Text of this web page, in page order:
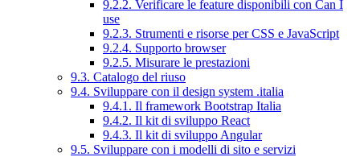
9.2.2. Verificare le feature disponibili con Can I
use
9.2.3. Strumenti e risorse per CSS e JavaScript
9.2.4. Supporto browser
9.2.5. Misurare le prestazioni
9.3. Catalogo del riuso
9.4. Sviluppare con il design system .italia
9.4.1. Il framework Bootstrap Italia
9.4.2. Il kit di sviluppo React
9.4.3. Il kit di sviluppo Angular
9.5. Sviluppare con i modelli di sito e servizi